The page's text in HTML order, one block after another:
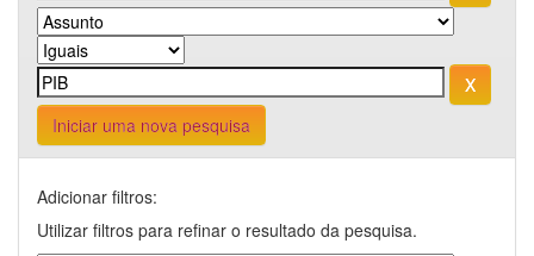
Iniciar uma nova pesquisa
Adicionar filtros:
Utilizar filtros para refinar o resultado da pesquisa.